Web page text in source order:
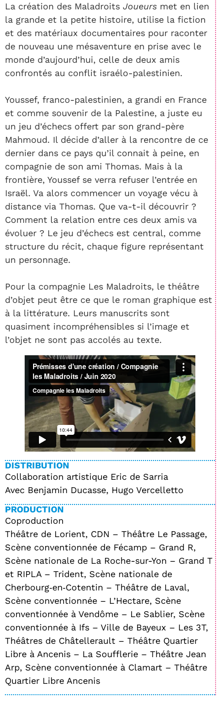
La création des Maladroits Joueurs met en lien
la grande et la petite histoire, utilise la fiction
et des matériaux documentaires pour raconter
de nouveau une mésaventure en prise avec le
monde d’aujourd’hui, celle de deux amis
confrontés au conflit israélo-palestinien.
Youssef, franco-palestinien, a grandi en France
et comme souvenir de la Palestine, a juste eu
un jeu d’échecs offert par son grand-père
Mahmoud. Il décide d’aller à la rencontre de ce
dernier dans ce pays qu’il connait à peine, en
compagnie de son ami Thomas. Mais à la
frontière, Youssef se verra refuser l’entrée en
Israël. Va alors commencer un voyage vécu à
distance via Thomas. Que va-t-il découvrir ?
Comment la relation entre ces deux amis va
évoluer ? Le jeu d’échecs est central, comme
structure du récit, chaque figure représentant
un personnage.
Pour la compagnie Les Maladroits, le théâtre
d’objet peut être ce que le roman graphique est
à la littérature. Leurs manuscrits sont
quasiment incompréhensibles si l’image et
l’objet ne sont pas accolés au texte.
DISTRIBUTION
Collaboration artistique Eric de Sarria
Avec Benjamin Ducasse, Hugo Vercelletto
PRODUCTION
Coproduction
Théâtre de Lorient, CDN – Théâtre Le Passage,
Scène conventionnée de Fécamp – Grand R,
Scène nationale de La Roche-sur-Yon – Grand T
et RIPLA – Trident, Scène nationale de
Cherbourg‑en‑Cotentin – Théâtre de Laval,
Scène conventionnée – L’Hectare, Scène
conventionnée à Vendôme – Le Sablier, Scène
conventionnée à Ifs – Ville de Bayeux – Les 3T,
Théâtres de Châtellerault – Théâtre Quartier
Libre à Ancenis – La Soufflerie – Théâtre Jean
Arp, Scène conventionnée à Clamart – Théâtre
Quartier Libre Ancenis